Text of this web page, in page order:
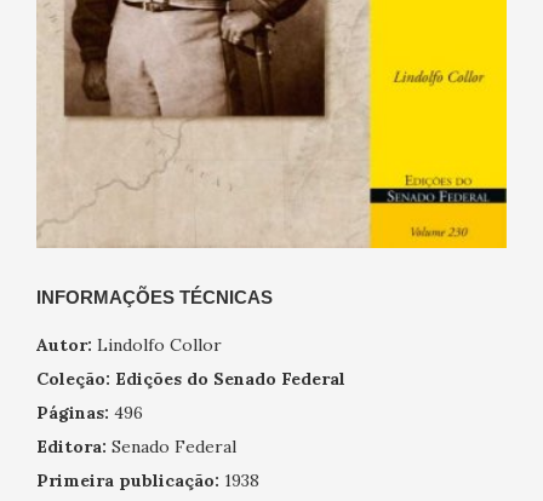
INFORMAÇÕES TÉCNICAS
Autor: Lindolfo Collor
Coleção: Edições do Senado Federal
Páginas: 496
Editora: Senado Federal
Primeira publicação: 1938